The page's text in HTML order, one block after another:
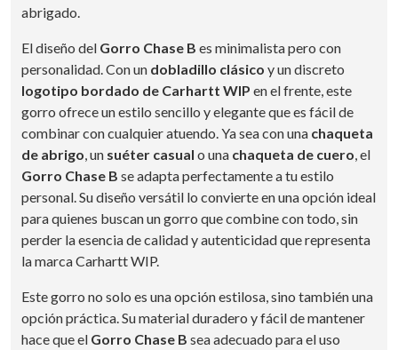
abrigado.
El diseño del Gorro Chase B es minimalista pero con
personalidad. Con un dobladillo clásico y un discreto
logotipo bordado de Carhartt WIP en el frente, este
gorro ofrece un estilo sencillo y elegante que es fácil de
combinar con cualquier atuendo. Ya sea con una chaqueta
de abrigo , un suéter casual o una chaqueta de cuero , el
Gorro Chase B se adapta perfectamente a tu estilo
personal. Su diseño versátil lo convierte en una opción ideal
para quienes buscan un gorro que combine con todo, sin
perder la esencia de calidad y autenticidad que representa
la marca Carhartt WIP.
Este gorro no solo es una opción estilosa, sino también una
opción práctica. Su material duradero y fácil de mantener
hace que el Gorro Chase B sea adecuado para el uso